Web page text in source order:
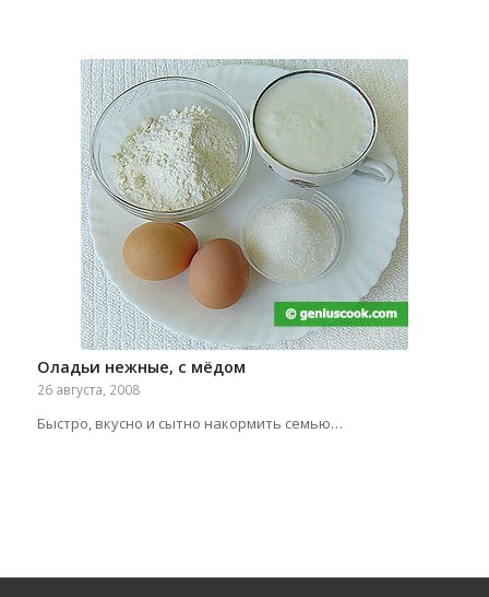
Оладьи нежные, с мёдом
26 августа, 2008
Быстро, вкусно и сытно накормить семью…